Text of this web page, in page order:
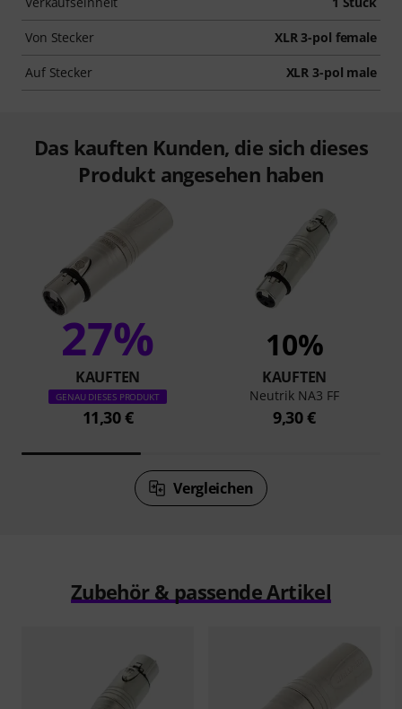
Von Stecker XLR 3-pol female
Auf Stecker XLR 3-pol male
Das kauften Kunden, die sich dieses
Produkt angesehen haben
27%
KAUFTEN
GENAU DIESES PRODUKT
11,30 €
10%
KAUFTEN
Neutrik NA3 FF
9,30 €
Vergleichen
Zubehör & passende Artikel